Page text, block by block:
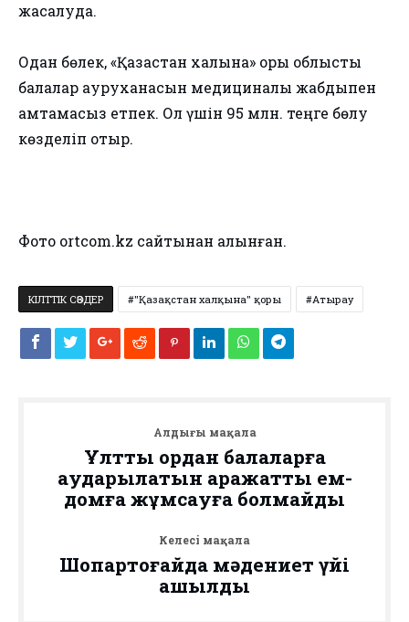
жасалуда.
Одан бөлек, «Қазақстан халқына» қоры облыстық
балалар ауруханасын медициналық жабдықпен
қамтамасыз етпек. Ол үшін 95 млн. теңге бөлу
көзделіп отыр.
Фото ortcom.kz сайтынан алынған.
КІЛТТІК СӨЗДЕР "Қазақстан халқына" қоры Атырау
Алдыңғы мақала
Ұлттық қордан балаларға
аударылатын қаражатты ем-
домға жұмсауға болмайды
Келесі мақала
Шоқпартоғайда мәдениет үйі
ашылды